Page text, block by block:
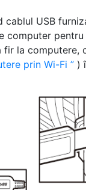
cablul USB
computer
la computere,
prin Wi-Fi
)